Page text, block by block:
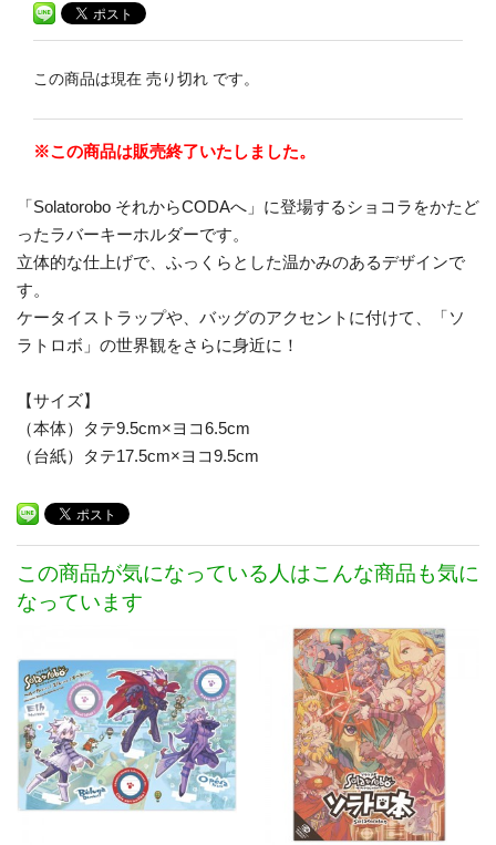
この商品は現在 売り切れ です。
※この商品は販売終了いたしました。
「Solatorobo それからCODAへ」に登場するショコラをかたど
ったラバーキーホルダーです。
立体的な仕上げで、ふっくらとした温かみのあるデザインで
す。
ケータイストラップや、バッグのアクセントに付けて、「ソ
ラトロボ」の世界観をさらに身近に！
【サイズ】
（本体）タテ9.5cm×ヨコ6.5cm
（台紙）タテ17.5cm×ヨコ9.5cm
この商品が気になっている人はこんな商品も気に
なっています